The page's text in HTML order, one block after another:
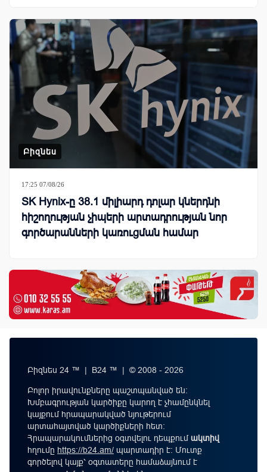
Բիզնես
17:25 07/08/26
SK Hynix-ը 38.1 միլիարդ դոլար կներդնի
հիշողության չիպերի արտադրության նոր
գործարանների կառուցման համար
Բիզնես 24 ™ | B24 ™ | © 2008 - 2026
Բոլոր իրավունքները պաշտպանված են:
Խմբագրության կարծիքը կարող է չհամընկնել
կայքում հրապարակված նյութերում
արտահայտված կարծիքների հետ:
Հրապարակումներից օգտվելու դեպքումակտիվ
հղումը https://b24.am/ պարտադիր է: Մուտք
գործելով կայք՝ օգտատերը համաձայնում է